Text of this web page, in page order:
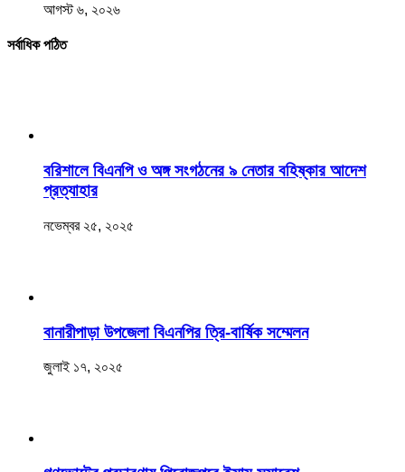
আগস্ট ৬, ২০২৬
সর্বাধিক পঠিত
বরিশালে বিএনপি ও অঙ্গ সংগঠনের ৯ নেতার বহিষ্কার আদেশ
প্রত্যাহার
নভেম্বর ২৫, ২০২৫
বানারীপাড়া উপজেলা বিএনপির ত্রি-বার্ষিক সম্মেলন
জুলাই ১৭, ২০২৫